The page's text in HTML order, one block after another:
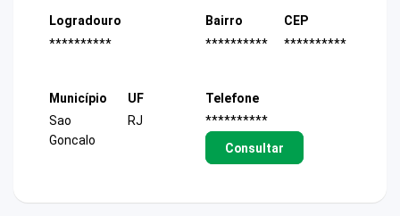
Logradouro
**********
Bairro
**********
CEP
**********
Município
Sao
Goncalo
UF
RJ
Telefone
**********
Consultar